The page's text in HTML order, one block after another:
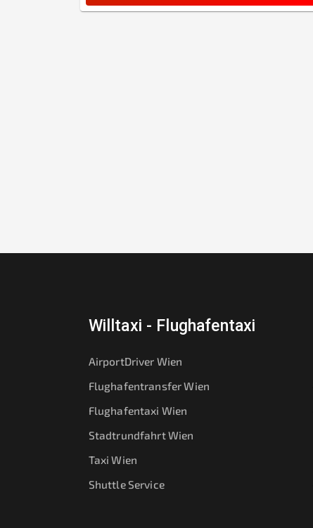
Willtaxi - Flughafentaxi
AirportDriver Wien
Flughafentransfer Wien
Flughafentaxi Wien
Stadtrundfahrt Wien
Taxi Wien
Shuttle Service